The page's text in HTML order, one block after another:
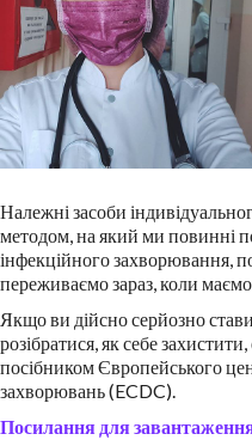
Належні засоби
методом, на який ми повинні
інфекційного захворювання,
переживаємо зараз, коли
Якщо ви дійсно серйозно
розібратися, як себе
посібником Європейського
захворювань (ECDC).
Посилання для